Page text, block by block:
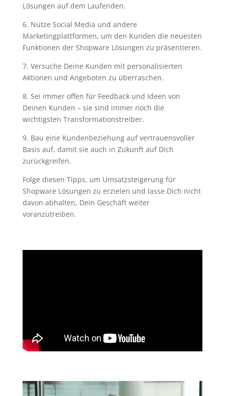
Lösungen auf dem Laufenden.
6. Nutze Social Media und andere
Marketingplattformen, um den Kunden die neuesten
Funktionen der Shopware Lösungen zu präsentieren.
7. Versuche Deine Kunden mit personalisierten
Aktionen und Angeboten zu überraschen.
8. Sei immer offen für Feedback und Ideen von
Deinen Kunden – sie sind immer noch die
wichtigsten Transformationstreiber.
9. Bau eine Kundenbeziehung auf vertrauensvoller
Basis auf, damit sie auch in Zukunft auf Dich
zurückgreifen.
Folge diesen Tipps, um Umsatzsteigerung für
Shopware Lösungen zu erzielen und lasse Dich nicht
davon abhalten, Dein Geschäft weiter
voranzutreiben.